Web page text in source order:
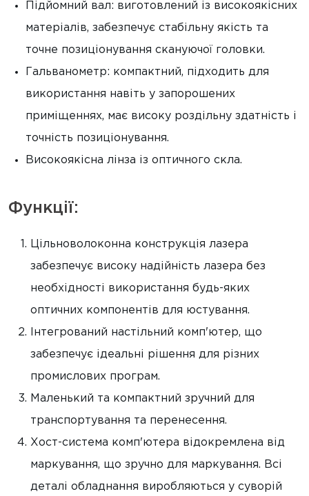
Підйомний вал: виготовлений із високоякісних
матеріалів, забезпечує стабільну якість та
точне позиціонування скануючої головки.
Гальванометр: компактний, підходить для
використання навіть у запорошених
приміщеннях, має високу роздільну здатність і
точність позиціонування.
Високоякісна лінза із оптичного скла.
Функції:
Цільноволоконна конструкція лазера
забезпечує високу надійність лазера без
необхідності використання будь-яких
оптичних компонентів для юстування.
Інтегрований настільний комп'ютер, що
забезпечує ідеальні рішення для різних
промислових програм.
Маленький та компактний зручний для
транспортування та перенесення.
Хост-система комп'ютера відокремлена від
маркування, що зручно для маркування. Всі
деталі обладнання виробляються у суворій